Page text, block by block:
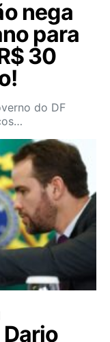
nega
para
30
do DF